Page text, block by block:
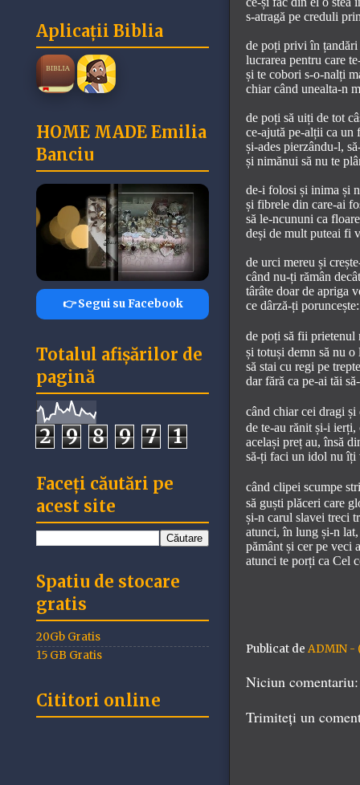
s-atragă pe creduli
de poți privi în țandări
lucrarea pentru care
și te cobori s-o-nalți
chiar când unealta-n
de poți să uiți de tot
ce-ajută pe-alții ca un
și-ades pierzându-l,
și nimănui să nu te
de-i folosi și inima și
și fibrele din care-ai
să le-ncununi ca
deși de mult puteai fi
de urci mereu și
când nu-ți rămân
târâte doar de apriga
ce dârză-ți
de poți să fii
și totuși demn să nu o
să stai cu regi pe
dar fără ca pe-ai tăi
când chiar cei dragi
de te-au rănit și-i ierți,
același preț au, însă
să-ți faci un idol nu îți
când clipei scumpe
să guști plăceri care
și-n carul slavei treci
atunci, în lung și-n
pământ și cer pe veci
atunci te porți ca Cel
Publicat de ADMIN -
Niciun comentariu:
Trimiteți un
Aplicații Biblia
HOME MADE Emilia
Banciu
👉 Segui su Facebook
Totalul afișărilor de
pagină
2 9 8 9 7 1
Faceți căutări pe
acest site
Spatiu de stocare
gratis
20Gb Gratis
15 GB Gratis
Cititori online